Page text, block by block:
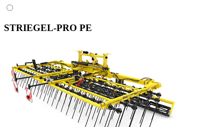
STRIEGEL-PRO PE